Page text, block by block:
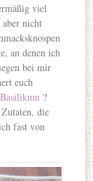
viel
nicht
an denen ich
bei mir
euch
?
die
fast von